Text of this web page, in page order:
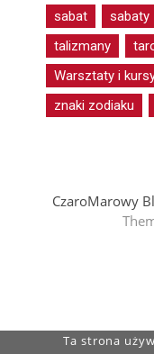
sabat
sabaty
talizmany
Warsztaty i
znaki zodiaku
CzaroMarowy
Ta strona